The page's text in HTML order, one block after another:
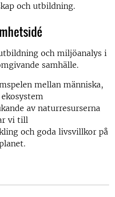
och utbildning.
och miljöanalys i
samhälle.
mellan människa,
av naturresurserna
vi till
och goda livsvillkor på